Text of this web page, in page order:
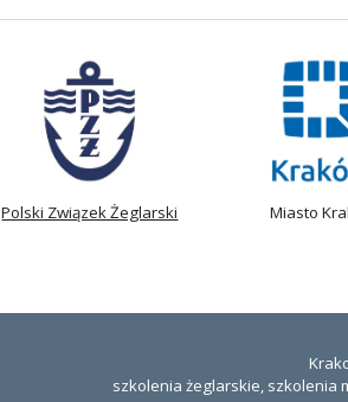
Polski Związek Żeglarski Miasto
szkolenia żeglarskie, szkolenia